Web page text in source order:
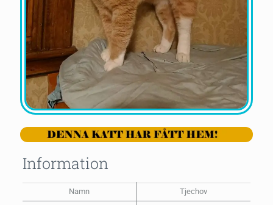
Information
Namn Tjechov